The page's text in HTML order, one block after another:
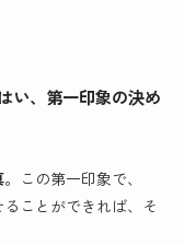
い、第一印象の決め
。この第一印象で、
ことができれば、そ